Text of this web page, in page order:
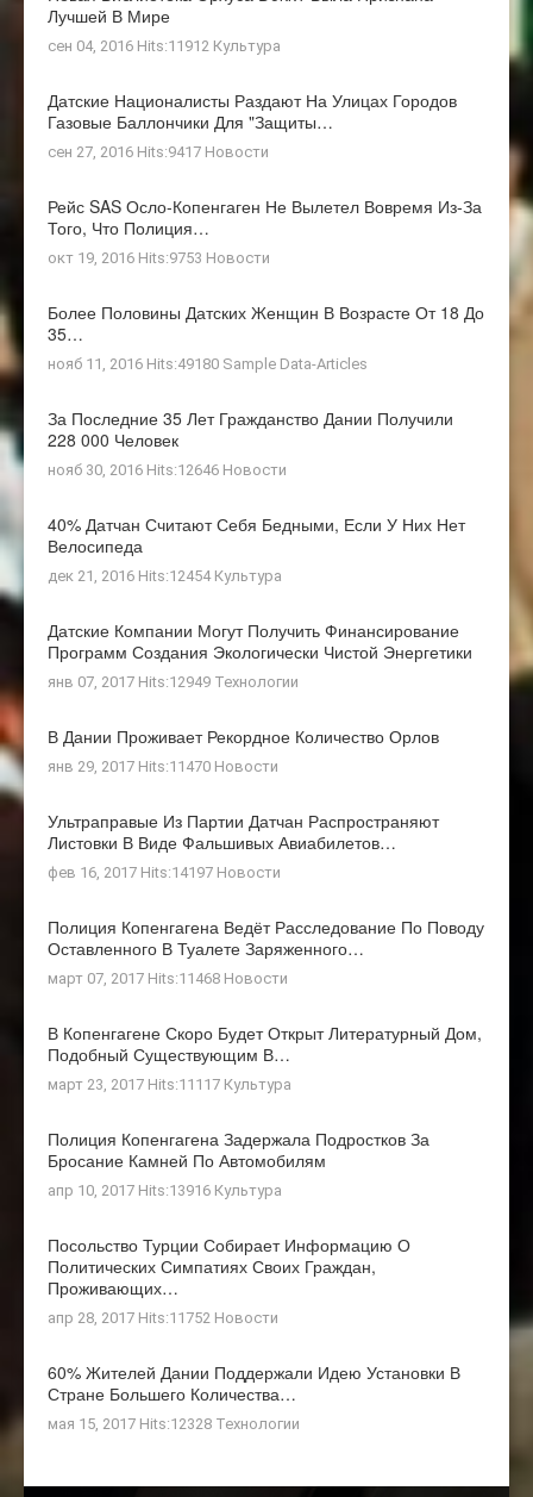
Лучшей В Мире
сен 04, 2016 Hits:11912 Культура
Датские Националисты Раздают На Улицах Городов
Газовые Баллончики Для "защиты…
сен 27, 2016 Hits:9417 Новости
Рейс SAS Осло-Копенгаген Не Вылетел Вовремя Из-За
Того, Что Полиция…
окт 19, 2016 Hits:9753 Новости
Более Половины Датских Женщин В Возрасте От 18 До
35…
нояб 11, 2016 Hits:49180 Sample Data-Articles
За Последние 35 Лет Гражданство Дании Получили
228 000 Человек
нояб 30, 2016 Hits:12646 Новости
40% Датчан Считают Себя Бедными, Если У Них Нет
Велосипеда
дек 21, 2016 Hits:12454 Культура
Датские Компании Могут Получить Финансирование
Программ Создания Экологически Чистой Энергетики
янв 07, 2017 Hits:12949 Технологии
В Дании Проживает Рекордное Количество Орлов
янв 29, 2017 Hits:11470 Новости
Ультраправые Из Партии Датчан Распространяют
Листовки В Виде Фальшивых Авиабилетов…
фев 16, 2017 Hits:14197 Новости
Полиция Копенгагена Ведёт Расследование По Поводу
Оставленного В Туалете Заряженного…
март 07, 2017 Hits:11468 Новости
В Копенгагене Скоро Будет Открыт Литературный Дом,
Подобный Существующим В…
март 23, 2017 Hits:11117 Культура
Полиция Копенгагена Задержала Подростков За
Бросание Камней По Автомобилям
апр 10, 2017 Hits:13916 Культура
Посольство Турции Собирает Информацию О
Политических Симпатиях Своих Граждан,
Проживающих…
апр 28, 2017 Hits:11752 Новости
60% Жителей Дании Поддержали Идею Установки В
Стране Большего Количества…
мая 15, 2017 Hits:12328 Технологии